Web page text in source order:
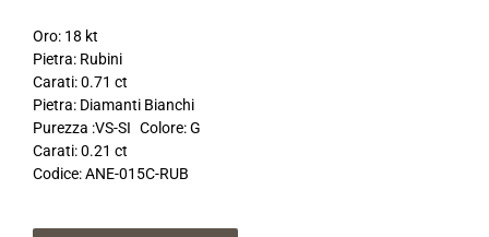
Oro: 18 kt
Pietra: Rubini
Carati: 0.71 ct
Pietra: Diamanti Bianchi
Purezza :VS-SI Colore: G
Carati: 0.21 ct
Codice: ANE-015C-RUB